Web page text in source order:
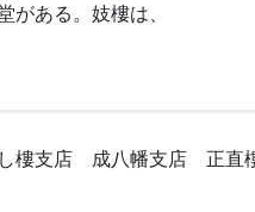
がある。妓樓は、
樓支店 成八幡支店 正直